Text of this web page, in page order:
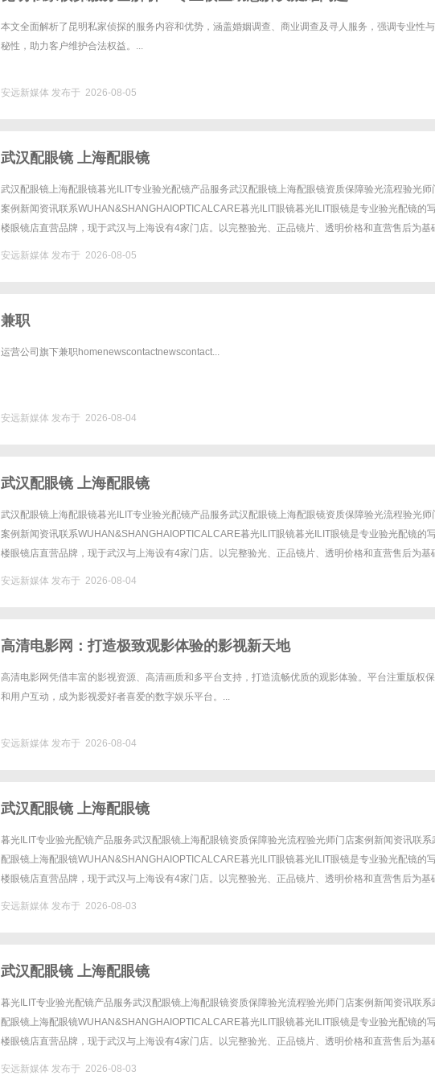
本文全面解析了昆明私家侦探的服务内容和优势，涵盖婚姻调查、商业调查及寻人服务，强调专业性
秘性，助力客户维护合法权益。...
安远新媒体 发布于 2026-08-05
武汉配眼镜 上海配眼镜
武汉配眼镜上海配眼镜暮光ILIT专业验光配镜产品服务武汉配眼镜上海配眼镜资质保障验光流程验光师
案例新闻资讯联系WUHAN&SHANGHAIOPTICALCARE暮光ILIT眼镜暮光ILIT眼镜是专业验光配镜的
楼眼镜店直营品牌，现于武汉与上海设有4家门店。以完整验光、正品镜片、透明价格和直营售后为基
安远新媒体 发布于 2026-08-05
兼职
运营公司旗下兼职homenewscontactnewscontact...
安远新媒体 发布于 2026-08-04
武汉配眼镜 上海配眼镜
武汉配眼镜上海配眼镜暮光ILIT专业验光配镜产品服务武汉配眼镜上海配眼镜资质保障验光流程验光师
案例新闻资讯联系WUHAN&SHANGHAIOPTICALCARE暮光ILIT眼镜暮光ILIT眼镜是专业验光配镜的
楼眼镜店直营品牌，现于武汉与上海设有4家门店。以完整验光、正品镜片、透明价格和直营售后为基
安远新媒体 发布于 2026-08-04
高清电影网：打造极致观影体验的影视新天地
高清电影网凭借丰富的影视资源、高清画质和多平台支持，打造流畅优质的观影体验。平台注重版权
和用户互动，成为影视爱好者喜爱的数字娱乐平台。...
安远新媒体 发布于 2026-08-04
武汉配眼镜 上海配眼镜
暮光ILIT专业验光配镜产品服务武汉配眼镜上海配眼镜资质保障验光流程验光师门店案例新闻资讯联系
配眼镜上海配眼镜WUHAN&SHANGHAIOPTICALCARE暮光ILIT眼镜暮光ILIT眼镜是专业验光配镜的
楼眼镜店直营品牌，现于武汉与上海设有4家门店。以完整验光、正品镜片、透明价格和直营售后为基
安远新媒体 发布于 2026-08-03
武汉配眼镜 上海配眼镜
暮光ILIT专业验光配镜产品服务武汉配眼镜上海配眼镜资质保障验光流程验光师门店案例新闻资讯联系
配眼镜上海配眼镜WUHAN&SHANGHAIOPTICALCARE暮光ILIT眼镜暮光ILIT眼镜是专业验光配镜的
楼眼镜店直营品牌，现于武汉与上海设有4家门店。以完整验光、正品镜片、透明价格和直营售后为基
安远新媒体 发布于 2026-08-03